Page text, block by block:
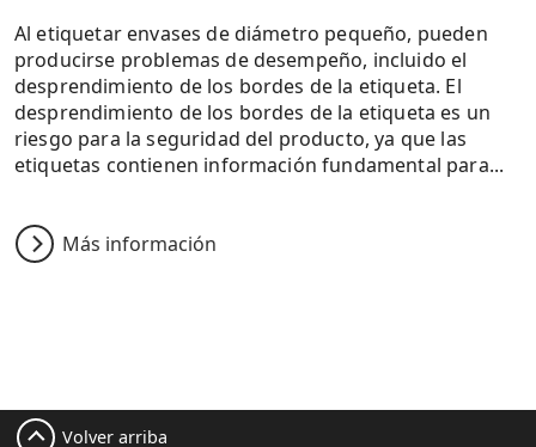
Al etiquetar envases de diámetro pequeño, pueden
producirse problemas de desempeño, incluido el
desprendimiento de los bordes de la etiqueta. El
desprendimiento de los bordes de la etiqueta es un
riesgo para la seguridad del producto, ya que las
etiquetas contienen información fundamental para...
Más información
Volver arriba